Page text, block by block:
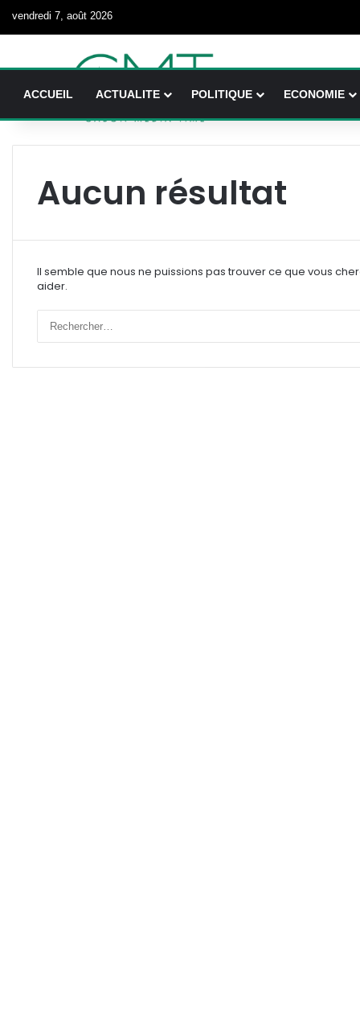
vendredi 7, août 2026
ACCUEIL ACTUALITE POLITIQUE ECONOMIE
Aucun résultat
Il semble que nous ne puissions pas trouver ce que vous
aider.